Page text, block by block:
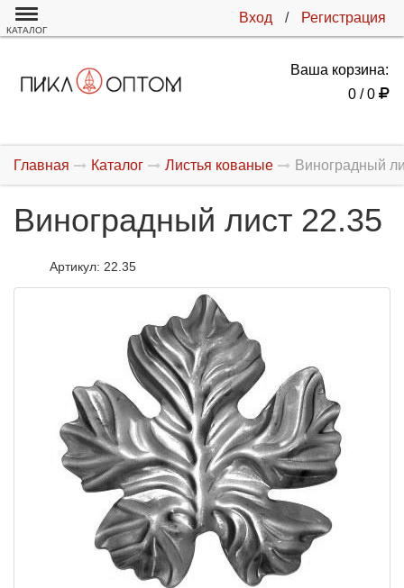
Вход / Регистрация
КАТАЛОГ
Ваша корзина:
0 / 0
Главная Каталог Листья кованые Виноградный
Виноградный лист 22.35
Артикул: 22.35